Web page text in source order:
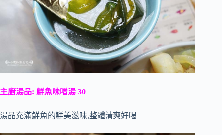
主廚湯品: 鮮魚味噌湯 30
湯品充滿鮮魚的鮮美滋味,整體清爽好喝